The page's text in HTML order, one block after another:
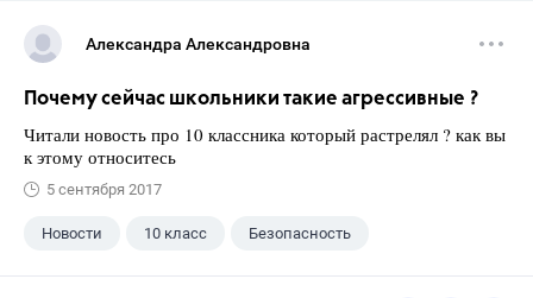
Александра Александровна
Почему сейчас школьники такие агрессивные ?
Читали новость про 10 классника который растрелял ? как вы
к этому относитесь
5 сентября 2017
Новости 10 класс Безопасность